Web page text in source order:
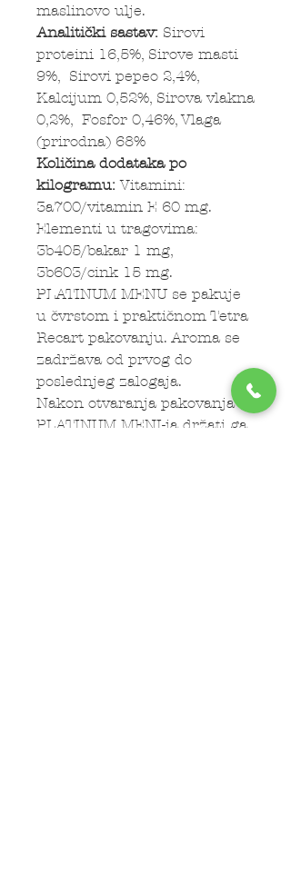
maslinovo ulje.
Analitički sastav: Sirovi
proteini 16,5%, Sirove masti
9%, Sirovi pepeo 2,4%,
Kalcijum 0,52%, Sirova vlakna
0,2%, Fosfor 0,46%, Vlaga
(prirodna) 68%
Količina dodataka po
kilogramu:Vitamini:
3a700/vitamin E 60 mg.
Elementi u tragovima:
3b405/bakar 1 mg,
3b603/cink 15 mg.
PLATINUM MENU se pakuje
u čvrstom i praktičnom Tetra
Recart pakovanju. Aroma se
zadržava od prvog do
poslednjeg zalogaja.
Nakon otvaranja pakovanja
PLATINUM MENI-ja držati ga